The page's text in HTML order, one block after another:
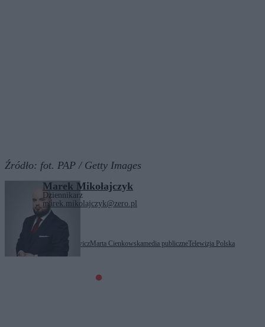
Źródło: fot. PAP / Getty Images
Marek Mikołajczyk
Dziennikarz
marek.mikolajczyk@zero.pl
Tagi: Bartłomiej SienkiewiczMarta Cienkowskamedia publiczneTelewizja Polska